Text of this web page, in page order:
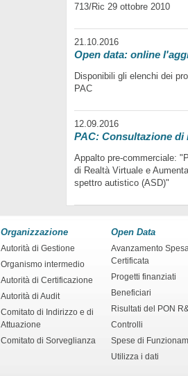
713/Ric 29 ottobre 2010
21.10.2016
Open data: online
Disponibili gli elenchi dei
PAC
12.09.2016
PAC: Consultazione di
Appalto pre-commerciale:
di Realtà Virtuale e
spettro autistico (ASD)"
Organizzazione
Autorità di Gestione
Organismo intermedio
Autorità di Certificazione
Autorità di Audit
Comitato di Indirizzo e di
Attuazione
Comitato di Sorveglianza
Open Data
Avanzamento
Certificata
Progetti finanziati
Beneficiari
Risultati del PON
Controlli
Spese di
Utilizza i dati